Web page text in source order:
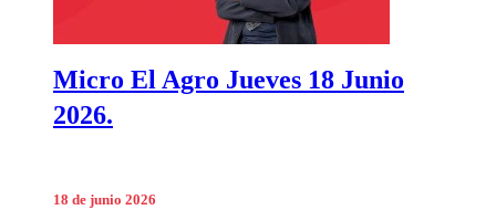
Micro El Agro Jueves 18 Junio
2026.
18 de junio 2026